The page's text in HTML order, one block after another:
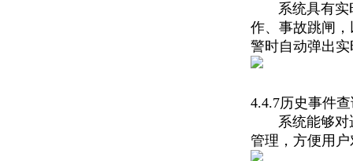
系统具有实时
作、事故跳闸
警时自动弹出
4.4.7历史事件
系统能够对遥
管理，方便用